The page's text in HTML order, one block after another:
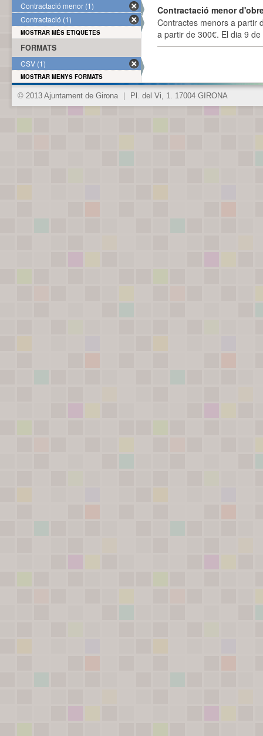
Contractació menor
Contractes menors a partir
a partir de 300€. El dia 9
Contractació menor (1)
Contractació (1)
MOSTRAR MÉS ETIQUETES
FORMATS
CSV (1)
MOSTRAR MENYS FORMATS
© 2013 Ajuntament de Girona Pl. del Vi, 1. 17004 GIRONA